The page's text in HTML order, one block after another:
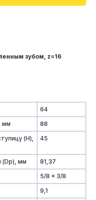
зубом, z=16
64
мм
88
(H),
45
(Dp), мм
81,37
5/8 x 3/8
9,1